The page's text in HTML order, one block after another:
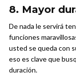
8. Mayor
De nada le servirá
funciones
usted se queda con
eso es clave que
duración.